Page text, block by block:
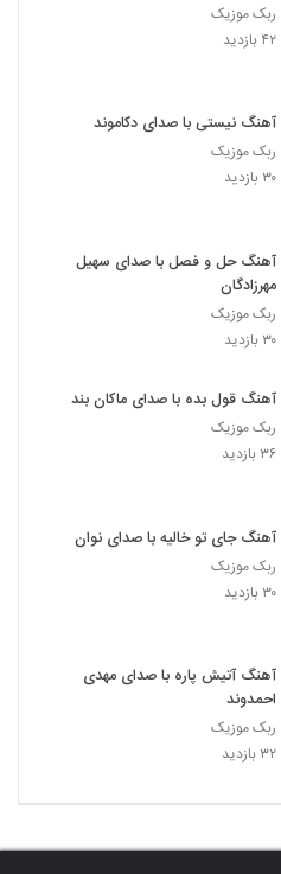
ربک موزیک
۴۲ بازدید
آهنگ نیستی با صدای دکاموند
ربک موزیک
۳۰ بازدید
آهنگ حل و فصل با صدای سهیل
مهرزادگان
ربک موزیک
۳۰ بازدید
آهنگ قول بده با صدای ماکان بند
ربک موزیک
۳۶ بازدید
آهنگ جای تو خالیه با صدای نوان
ربک موزیک
۳۰ بازدید
آهنگ آتیش پاره با صدای مهدی
احمدوند
ربک موزیک
۳۲ بازدید